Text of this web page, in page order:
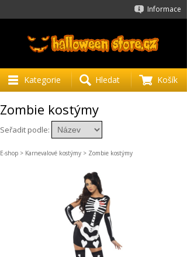
Informace
Kategorie Hledat Košík
Zombie kostýmy
Seřadit podle:
E-shop > Karnevalové kostýmy > Zombie kostýmy